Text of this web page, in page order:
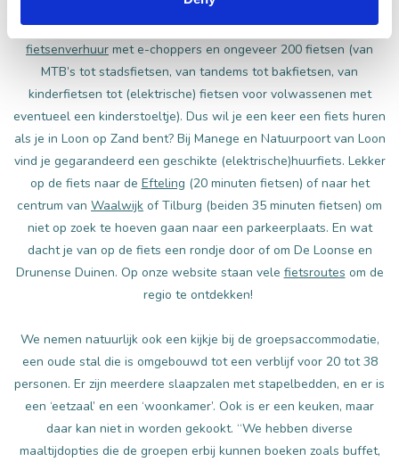
Na de hotelkamers komen we bij de voormalige feestzaal aan.
Deze ruimte heeft inmiddels plaatsgemaakt voor een
fietsenverhuur met e-choppers en ongeveer 200 fietsen (van
MTB’s tot stadsfietsen, van tandems tot bakfietsen, van
kinderfietsen tot (elektrische) fietsen voor volwassenen met
eventueel een kinderstoeltje). Dus wil je een keer een fiets huren
als je in Loon op Zand bent? Bij Manege en Natuurpoort van Loon
vind je gegarandeerd een geschikte (elektrische)huurfiets. Lekker
op de fiets naar de Efteling (20 minuten fietsen) of naar het
centrum van Waalwijk of Tilburg (beiden 35 minuten fietsen) om
niet op zoek te hoeven gaan naar een parkeerplaats. En wat
dacht je van op de fiets een rondje door of om De Loonse en
Drunense Duinen. Op onze website staan vele fietsroutes om de
regio te ontdekken!
We nemen natuurlijk ook een kijkje bij de groepsaccommodatie,
een oude stal die is omgebouwd tot een verblijf voor 20 tot 38
personen. Er zijn meerdere slaapzalen met stapelbedden, en er is
een ‘eetzaal’ en een ‘woonkamer’. Ook is er een keuken, maar
daar kan niet in worden gekookt. “We hebben diverse
maaltijdopties die de groepen erbij kunnen boeken zoals buffet,